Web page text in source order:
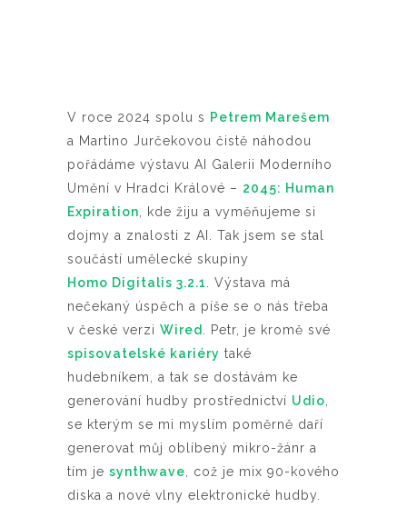
V roce 2024 spolu s Petrem Marešem
a Martino Jurčekovou čistě náhodou
pořádáme výstavu AI Galerii Moderního
Umění v Hradci Králové – 2045: Human
Expiration , kde žiju a vyměňujeme si
dojmy a znalosti z AI. Tak jsem se stal
součástí umělecké skupiny
Homo Digitalis 3.2.1
. Výstava má
nečekaný úspěch a píše se o nás třeba
v české verzi Wired
. Petr, je kromě své
spisovatelské kariéry také
hudebníkem, a tak se dostávám ke
generování hudby prostřednictví Udio
se kterým se mi myslím poměrně daří
generovat můj oblíbený mikro-žánr a
tím je synthwave , což je mix 90-kového
diska a nové vlny elektronické hudby.